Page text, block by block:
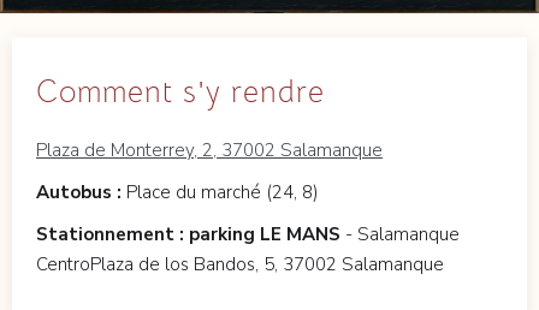
Comment s'y rendre
Plaza de Monterrey, 2, 37002 Salamanque
Autobus : Place du marché (24, 8)
Stationnement : parking LE MANS - Salamanque
CentroPlaza de los Bandos, 5, 37002 Salamanque